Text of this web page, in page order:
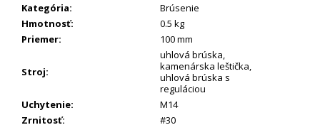
Kategória:
Brúsenie
Hmotnosť:
0.5 kg
Priemer: 100 mm
Stroj:
uhlová brúska
kamenárska leštička
uhlová brúska s
reguláciou
Uchytenie:
M14
Zrnitosť:
#30